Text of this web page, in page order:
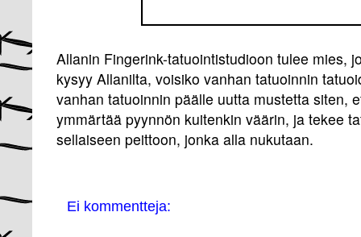
Allanin Fingerink-tatuointistudioon tulee mies,
kysyy Allanilta, voisiko vanhan tatuoinnin
vanhan tatuoinnin päälle uutta mustetta siten,
ymmärtää pyynnön kuitenkin väärin, ja tekee
sellaiseen peittoon, jonka alla nukutaan.
Ei kommentteja: